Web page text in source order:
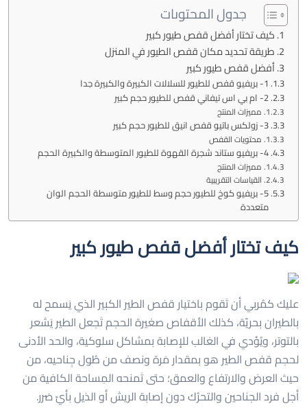
جدول المحتوىات
كيف تختار أفضل قفص طيور كبير
طريقة تحديد مكان قفص الطيور في المنزل
أفضل قفص طيور كبير
1- بريفيو قفص للطيور للسلالات الكبيرة والكبيرة جدا
2- ام بي اس تيفاني قفص للطيور حجم كبير
مميزات المنتج
3- زولكس باتيو قفص انيق للطيور حجم كبير
محتويات القفص
4- بريفيو ستاند شجرة القهوة للطيور المتوسطة والكبيرة الحجم
مميزات المنتج
القياسات التقريبية
5- بريفيو كوخ للطيور حجم وسط للطيور متوسطة الحجم الوان
متعددة
كيف تختار أفضل قفص طيور كبير
عليك كمُربي أن تَقوم باختيار قفص الطير الكبير الذي يَسمح له
بالطيران بحريّة، كذلك الأقفاص صغيرة الحجم تَجعل الطير يَشعر
بالتوتر، ويُؤدي في الغالب للإصابة بمشاكل سلوكية، والحد الأدنى
لحجم قفص الطير هو بمقدار مَرة ونصف من طُول جِناحيه، من
حيث العرض والارتفاع والعمق؛ حتى تَمنحه المِساحة الكافية من
أجل فرد الجناحين والتحرُك دون إصابة الريش أو الذيل بأيّ ضرر.